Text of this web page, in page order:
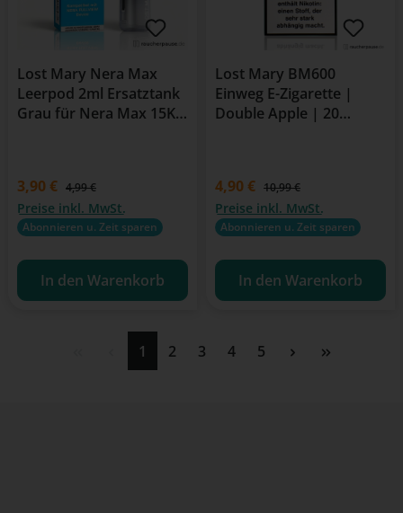
Lost Mary Nera Max
Leerpod 2ml Ersatztank
Grau für Nera Max 15K
Verkaufspreis:
3,90 € Regulärer Preis:
4,99 €
Preise inkl. MwSt.
Abonnieren u. Zeit sparen
In den Warenkorb
Lost Mary BM600
Einweg E-Zigarette |
Double Apple | 20
Verkaufspreis:
4,90 € Regulärer Preis:
10,99 €
Preise inkl. MwSt.
Abonnieren u. Zeit sparen
In den Warenkorb
Seite
1 Seite
2 Seite
3 Seite
4 Seite
5